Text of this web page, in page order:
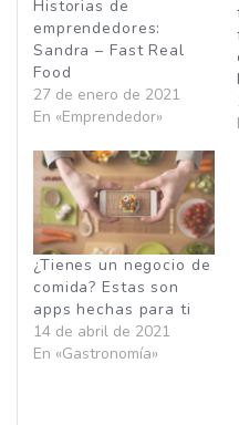
Historias de
emprendedores:
Sandra – Fast Real
Food
27 de enero de 2021
En «Emprendedor»
¿Tienes un negocio de
comida? Estas son
apps hechas para ti
14 de abril de 2021
En «Gastronomía»